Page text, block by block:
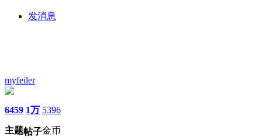
发消息
myfeiler
6459
主题
1万
帖子
5396
金币